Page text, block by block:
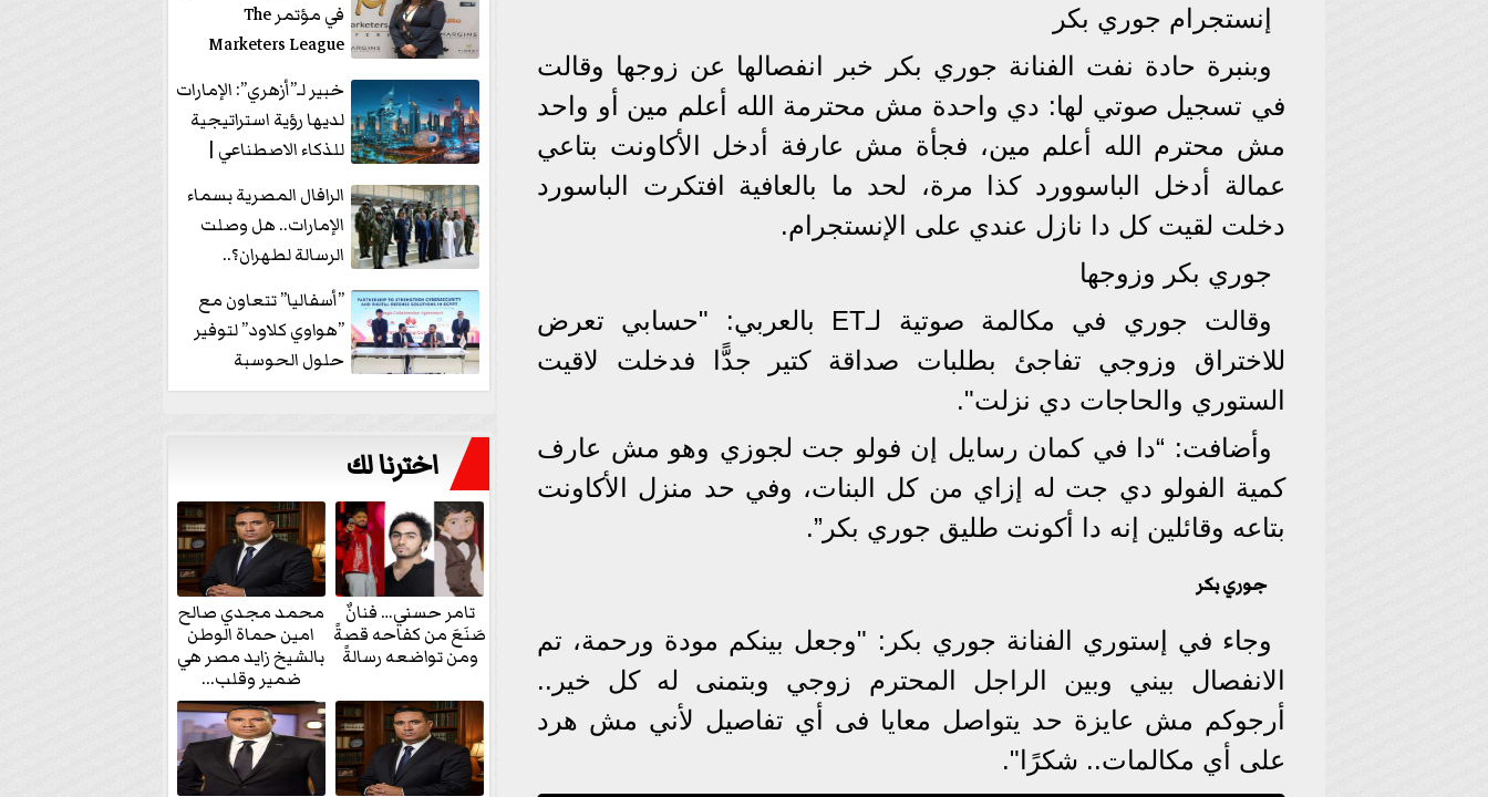
إنستجرام جوري بكر
وبنبرة حادة نفت الفنانة جوري بكر خبر انفصالها عن زوجها وقالت
في تسجيل صوتي لها: دي واحدة مش محترمة الله أعلم مين أو واحد
مش محترم الله أعلم مين، فجأة مش عارفة أدخل الأكاونت بتاعي
عمالة أدخل الباسوورد كذا مرة، لحد ما بالعافية افتكرت الباسورد
دخلت لقيت كل دا نازل عندي على الإنستجرام.
جوري بكر وزوجها
وقالت جوري في مكالمة صوتية لـET بالعربي: "حسابي تعرض
للاختراق وزوجي تفاجئ بطلبات صداقة كتير جدًّا فدخلت لاقيت
الستوري والحاجات دي نزلت".
وأضافت: “دا في كمان رسايل إن فولو جت لجوزي وهو مش عارف
كمية الفولو دي جت له إزاي من كل البنات، وفي حد منزل الأكاونت
بتاعه وقائلين إنه دا أكونت طليق جوري بكر”.
جوري بكر
وجاء في إستوري الفنانة جوري بكر: "وجعل بينكم مودة ورحمة، تم
الانفصال بيني وبين الراجل المحترم زوجي وبتمنى له كل خير..
أرجوكم مش عايزة حد يتواصل معايا فى أي تفاصيل لأني مش هرد
على أي مكالمات.. شكرًا".
في مؤتمر The
Marketers League
وتدير جلسة...
خبير لـ”أزهري”: الإمارات
لديها رؤية استراتيجية
للذكاء الاصطناعي |
الرافال المصرية بسماء
الإمارات.. هل وصلت
الرسالة لطهران؟..
”ماعت جروب” تُجيب؟
|...
”أسفاليا” تتعاون مع
”هواوي كلاود” لتوفير
حلول الحوسبة
السحابية والأمن
اخترنا لك
تامر حسني… فنانٌ
صَنَعَ من كفاحه قصةً
ومن تواضعه رسالةً
محمد مجدي صالح
امين حماة الوطن
بالشيخ زايد مصر هي
ضمير وقلب...